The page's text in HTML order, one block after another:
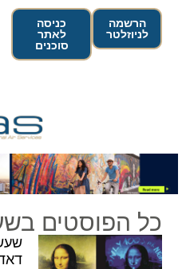
הרשמה
לניוזלטר
כניסה
לאתר
סוכנים
כל הפוסטים